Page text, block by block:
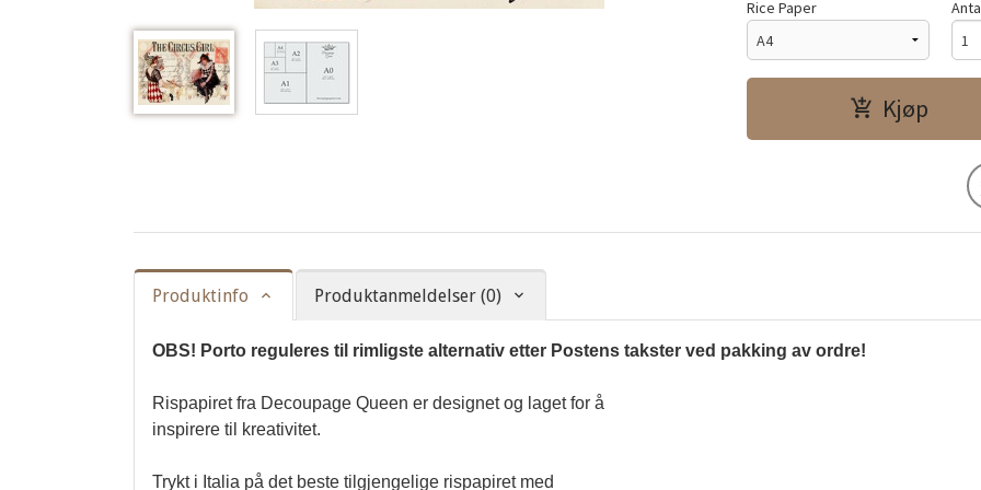
Rice Paper
Kjøp
Produktinfo Produktanmeldelser (0)
OBS! Porto reguleres til rimligste alternativ etter Postens takster ved pakking av ordre!
Rispapiret fra Decoupage Queen er designet og laget for å
inspirere til kreativitet.
Trykt i Italia på det beste tilgjengelige rispapiret med